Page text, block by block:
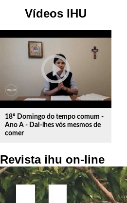
Vídeos IHU
play_circle_outline
18º Domingo do tempo comum -
Ano A - Dai-lhes vós mesmos de
comer
Revista ihu on-line